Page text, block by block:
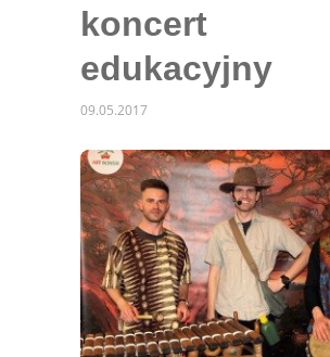
koncert
edukacyjny
09.05.2017